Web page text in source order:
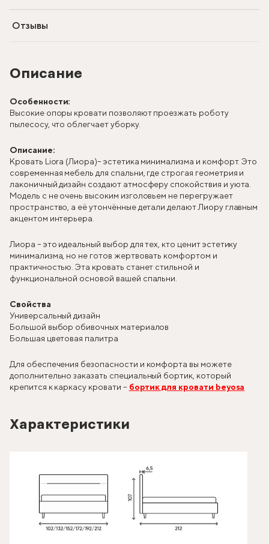
Описание
Особенности:
Высокие опоры кровати позволяют проезжать роботу
пылесосу, что облегчает уборку.
Описание:
Кровать Liora (Лиора)– эстетика минимализма и комфорт. Это
современная мебель для спальни, где строгая геометрия и
лаконичный дизайн создают атмосферу спокойствия и уюта.
Модель с не очень высоким изголовьем не перегружает
пространство, а её утончённые детали делают Лиору главным
акцентом интерьера.
Лиора – это идеальный выбор для тех, кто ценит эстетику
минимализма, но не готов жертвовать комфортом и
практичностью. Эта кровать станет стильной и
функциональной основой вашей спальни.
Свойства
Универсальный дизайн
Большой выбор обивочных материалов
Большая цветовая палитра
Для обеспечения безопасности и комфорта вы можете
дополнительно заказать специальный бортик, который
крепится к каркасу кровати – бортик для кровати beyosa
Характеристики
Отзывы